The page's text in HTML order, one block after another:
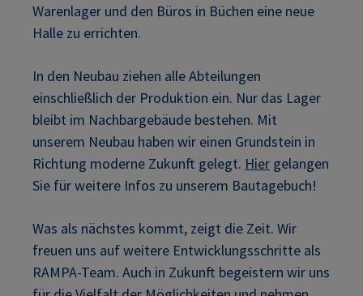
Warenlager und den Büros in Büchen eine neue
Halle zu errichten.
In den Neubau ziehen alle Abteilungen
einschließlich der Produktion ein. Nur das Lager
bleibt im Nachbargebäude bestehen. Mit
unserem Neubau haben wir einen Grundstein in
Richtung moderne Zukunft gelegt. Hier gelangen
Sie für weitere Infos zu unserem Bautagebuch!
Was als nächstes kommt, zeigt die Zeit. Wir
freuen uns auf weitere Entwicklungsschritte als
RAMPA-Team. Auch in Zukunft begeistern wir uns